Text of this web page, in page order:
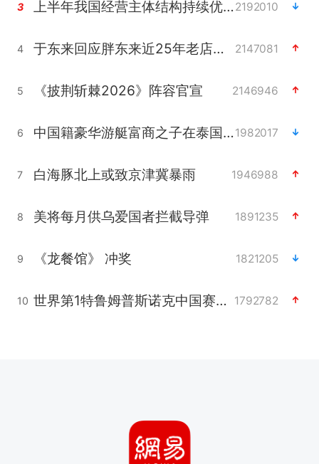
3 上半年我国经营主体结构持续优化2192010
4 于东来回应胖东来近25年老店年底关闭 2147081
5 《披荆斩棘2026》阵容官宣 2146946
6 中国籍豪华游艇富商之子在泰国被杀1982017
7 白海豚北上或致京津冀暴雨 1946988
8 美将每月供乌爱国者拦截导弹 1891235
9 《龙餐馆》 冲奖 1821205
10 世界第1特鲁姆普斯诺克中国赛一轮游 1792782